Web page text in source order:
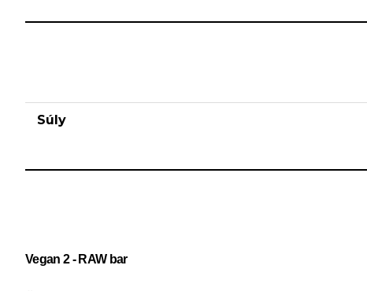
Súly
Vegan 2 - RAW bar